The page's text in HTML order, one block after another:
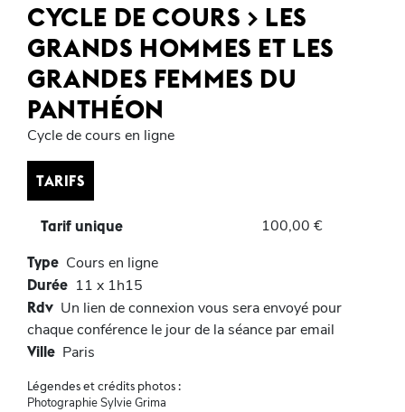
CYCLE DE COURS > LES
GRANDS HOMMES ET LES
GRANDES FEMMES DU
PANTHÉON
Cycle de cours en ligne
TARIFS
Tarif unique 100,00 €
Type Cours en ligne
Durée 11 x 1h15
Rdv Un lien de connexion vous sera envoyé pour
chaque conférence le jour de la séance par email
Ville Paris
Légendes et crédits photos :
Photographie Sylvie Grima